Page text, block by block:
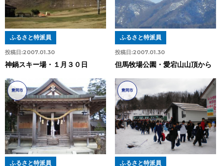
投稿日:2007.01.30
ふるさと特派員
神鍋スキー場・１月３０日
投稿日:2007.01.30
ふるさと特派員
但馬牧場公園・愛宕山山頂から
豊岡市
ふるさと特派員
豊岡市
ふるさと特派員